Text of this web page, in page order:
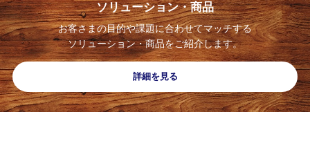
ソリューション・商品
お客さまの目的や課題に合わせてマッチする
ソリューション・商品をご紹介します。
詳細を見る